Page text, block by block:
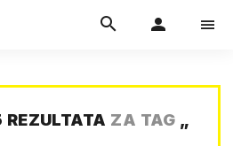
REZULTATA ZA TAG „